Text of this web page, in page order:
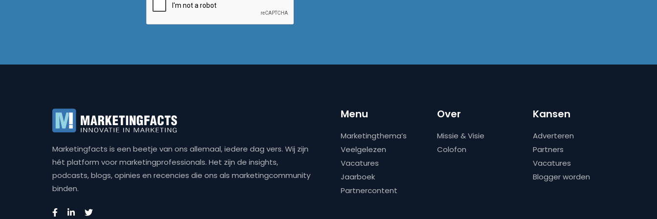
Marketingfacts is een beetje van ons allemaal, iedere dag vers. Wij zijn
hét platform voor marketingprofessionals. Het zijn de insights,
podcasts, blogs, opinies en recencies die ons als marketingcommunity
binden.
Menu
Marketingthema’s
Veelgelezen
Vacatures
Jaarboek
Partnercontent
Over
Missie & Visie
Colofon
Kansen
Adverteren
Partners
Vacatures
Blogger worden